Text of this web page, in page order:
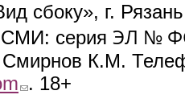
сбоку», г.
СМИ: серия ЭЛ №
Смирнов К.М.
(link sends e-mail)
. 18+